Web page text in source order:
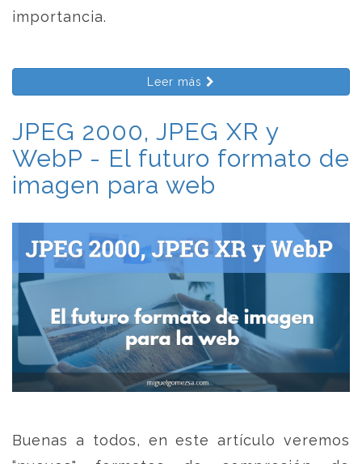
importancia.
Leer más
JPEG 2000, JPEG XR y
WebP - El futuro formato de
imagen para web
Buenas a todos, en este artículo veremos